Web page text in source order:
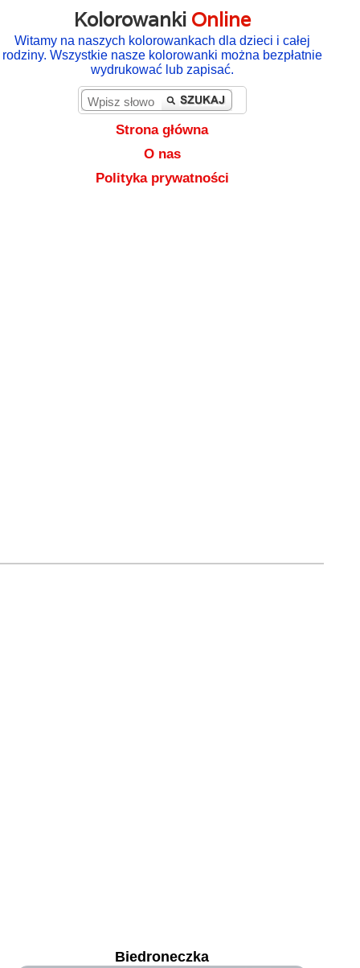
Kolorowanki Online
Witamy na naszych kolorowankach dla dzieci i całej
rodziny. Wszystkie nasze kolorowanki można bezpłatnie
wydrukować lub zapisać.
Strona główna
O nas
Polityka prywatności
Biedroneczka